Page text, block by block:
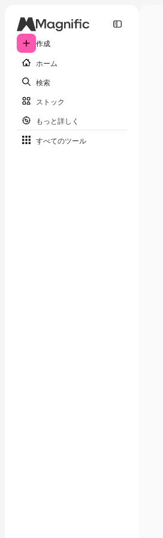
作成
ホーム
検索
ストック
もっと詳しく
すべてのツール